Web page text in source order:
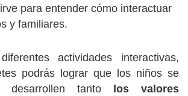
para entender cómo interactuar
y familiares.
actividades interactivas,
podrás lograr que los niños se
desarrollen tanto
los valores